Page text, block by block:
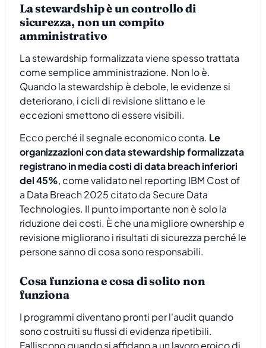
La stewardship è un controllo di
sicurezza, non un compito
amministrativo
La stewardship formalizzata viene spesso trattata
come semplice amministrazione. Non lo è.
Quando la stewardship è debole, le evidenze si
deteriorano, i cicli di revisione slittano e le
eccezioni smettono di essere visibili.
Ecco perché il segnale economico conta. Le
organizzazioni con data stewardship formalizzata
registrano in media costi di data breach inferiori
del 45%, come validato nel reporting IBM Cost of
a Data Breach 2025 citato da Secure Data
Technologies. Il punto importante non è solo la
riduzione dei costi. È che una migliore ownership e
revisione migliorano i risultati di sicurezza perché le
persone sanno di cosa sono responsabili.
Cosa funziona e cosa di solito non
funziona
I programmi diventano pronti per l'audit quando
sono costruiti su flussi di evidenza ripetibili.